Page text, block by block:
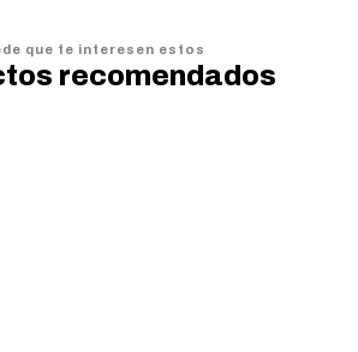
que te interesen estos
recomendados